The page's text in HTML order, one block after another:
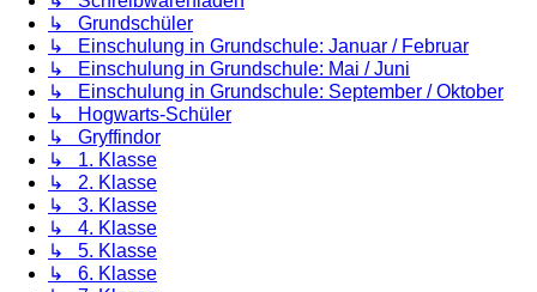
↳ Grundschüler
↳ Einschulung in Grundschule: Januar / Februar
↳ Einschulung in Grundschule: Mai / Juni
↳ Einschulung in Grundschule: September / Oktober
↳ Hogwarts-Schüler
↳ Gryffindor
↳ 1. Klasse
↳ 2. Klasse
↳ 3. Klasse
↳ 4. Klasse
↳ 5. Klasse
↳ 6. Klasse